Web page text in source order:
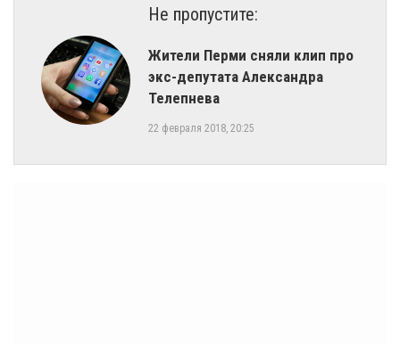
Не пропустите:
Жители Перми сняли клип про
экс-депутата Александра
Телепнева
22 февраля 2018, 20:25